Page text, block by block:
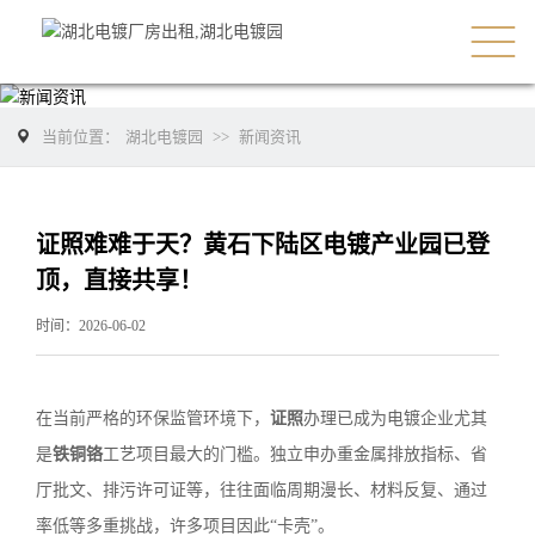
当前位置： 湖北电镀园 >> 新闻资讯
证照难难于天？黄石下陆区电镀产业园已登
顶，直接共享！
时间：2026-06-02
在当前严格的环保监管环境下， 证照办理已成为电镀企业尤其
是铁铜铬工艺项目最大的门槛。独立申办重金属排放指标、省
厅批文、排污许可证等，往往面临周期漫长、材料反复、通过
率低等多重挑战，许多项目因此“卡壳”。